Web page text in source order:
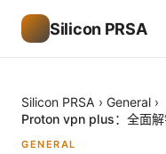
Silicon PRSA
Silicon PRSA › General ›
Proton vpn plus：全面
GENERAL